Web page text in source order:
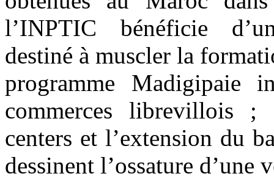
l’INPTIC bénéficie
destiné à muscler la
programme Madigipaie
commerces librevillois ;
centers et l’extension du
dessinent l’ossature